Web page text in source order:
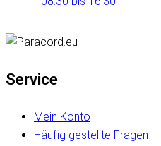
Service
Mein Konto
Häufig gestellte Fragen